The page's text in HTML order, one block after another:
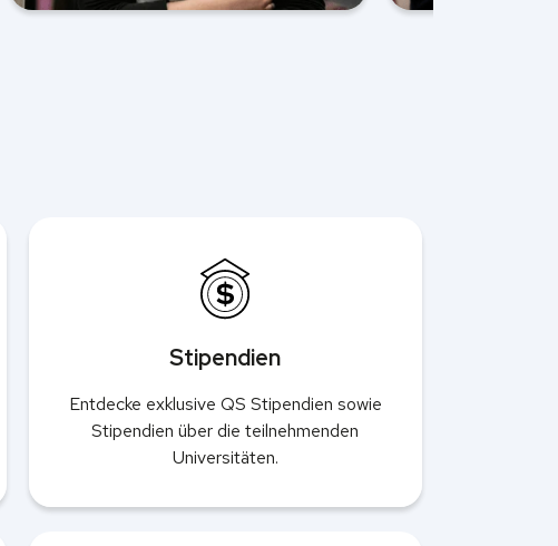
Stipendien
Entdecke exklusive QS Stipendien sowie
Stipendien über die teilnehmenden
Universitäten.